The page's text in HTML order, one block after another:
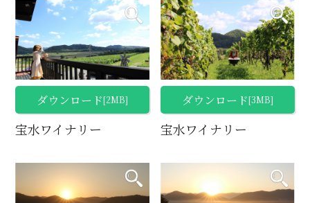
ダウンロード[2MB]
宝水ワイナリー
ダウンロード[3MB]
宝水ワイナリー